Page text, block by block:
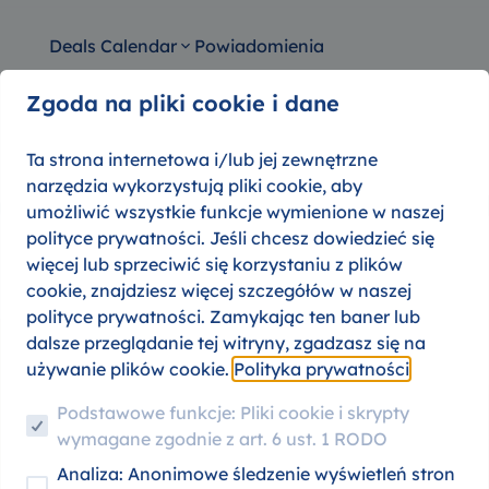
Deals Calendar Powiadomienia
za opóźnienie lub
07. SIERPNIA 2026
Zgoda na pliki cookie i dane
Ta strona internetowa i/lub jej zewnętrzne
narzędzia wykorzystują pliki cookie, aby
umożliwić wszystkie funkcje wymienione w naszej
polityce prywatności. Jeśli chcesz dowiedzieć się
więcej lub sprzeciwić się korzystaniu z plików
cookie, znajdziesz więcej szczegółów w naszej
polityce prywatności. Zamykając ten baner lub
dalsze przeglądanie tej witryny, zgadzasz się na
używanie plików cookie. Polityka prywatności
Podstawowe funkcje: Pliki cookie i skrypty
wymagane zgodnie z art. 6 ust. 1 RODO
Analiza: Anonimowe śledzenie wyświetleń stron